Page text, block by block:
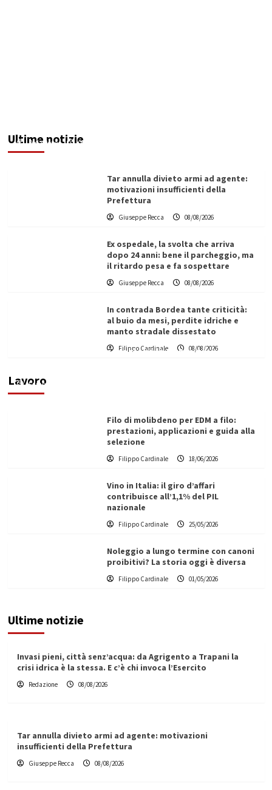
Ultime notizie
Redazione 08/08/2026
Tar annulla divieto armi ad agente:
motivazioni insufficienti della
Prefettura
Giuseppe Recca 08/08/2026
Ex ospedale, la svolta che arriva
dopo 24 anni: bene il parcheggio, ma
il ritardo pesa e fa sospettare
Giuseppe Recca 08/08/2026
In contrada Bordea tante criticità:
al buio da mesi, perdite idriche e
manto stradale dissestato
Filippo Cardinale 08/08/2026
Lavoro
L’ingegnere saccense Buscarnera partner chiave
di un progetto transnazionale per la transizione
Filippo Cardinale
Filo di molibdeno per EDM a filo:
prestazioni, applicazioni e guida alla
selezione
Filippo Cardinale 18/06/2026
Vino in Italia: il giro d’affari
contribuisce all’1,1% del PIL
nazionale
Filippo Cardinale 25/05/2026
Noleggio a lungo termine con canoni
proibitivi? La storia oggi è diversa
Filippo Cardinale 01/05/2026
Ultime notizie
Invasi pieni, città senz’acqua: da Agrigento a Trapani la
crisi idrica è la stessa. E c’è chi invoca l’Esercito
Redazione 08/08/2026
Tar annulla divieto armi ad agente: motivazioni
insufficienti della Prefettura
Giuseppe Recca 08/08/2026